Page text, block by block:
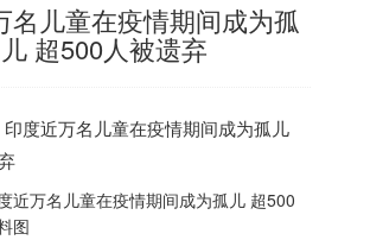
名儿童在疫情期间成为孤
儿 超500人被遗弃
印度近万名儿童在疫情期间成为孤儿
近万名儿童在疫情期间成为孤儿 超500
图